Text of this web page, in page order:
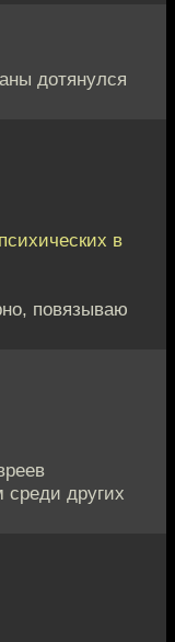
дотянулся
в
повязываю
других